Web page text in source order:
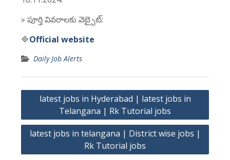
» పూర్తి వివరాలకు వెబ్సైట్:
🔷Official website
Daily Job Alerts
Post
navigation
latest jobs in Hyderabad | latest jobs in
Telangana | Rk Tutorial jobs
latest jobs in telangana | District wise jobs |
Rk Tutorial jobs